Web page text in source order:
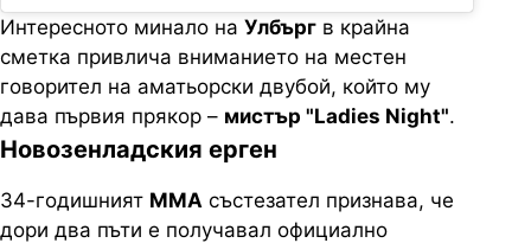
Интересното минало на Улбърг в крайна
сметка привлича вниманието на местен
говорител на аматьорски двубой, който му
дава първия прякор – мистър "Ladies Night".
Новозенладския ерген
34-годишният ММА състезател признава, че
дори два пъти е получавал официално